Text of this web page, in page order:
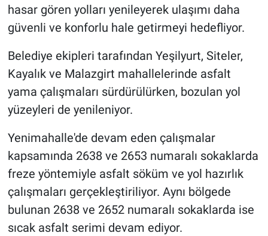
hasar gören yolları yenileyerek ulaşımı daha
güvenli ve konforlu hale getirmeyi hedefliyor.
Belediye ekipleri tarafından Yeşilyurt, Siteler,
Kayalık ve Malazgirt mahallelerinde asfalt
yama çalışmaları sürdürülürken, bozulan yol
yüzeyleri de yenileniyor.
Yenimahalle'de devam eden çalışmalar
kapsamında 2638 ve 2653 numaralı sokaklarda
freze yöntemiyle asfalt söküm ve yol hazırlık
çalışmaları gerçekleştiriliyor. Aynı bölgede
bulunan 2638 ve 2652 numaralı sokaklarda ise
sıcak asfalt serimi devam ediyor.